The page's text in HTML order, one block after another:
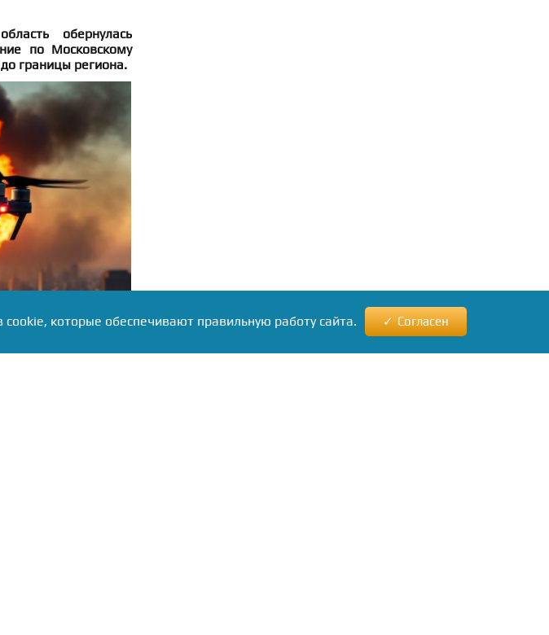
обернулась
по Московскому
границы региона.
которые обеспечивают правильную работу сайта. Согласен